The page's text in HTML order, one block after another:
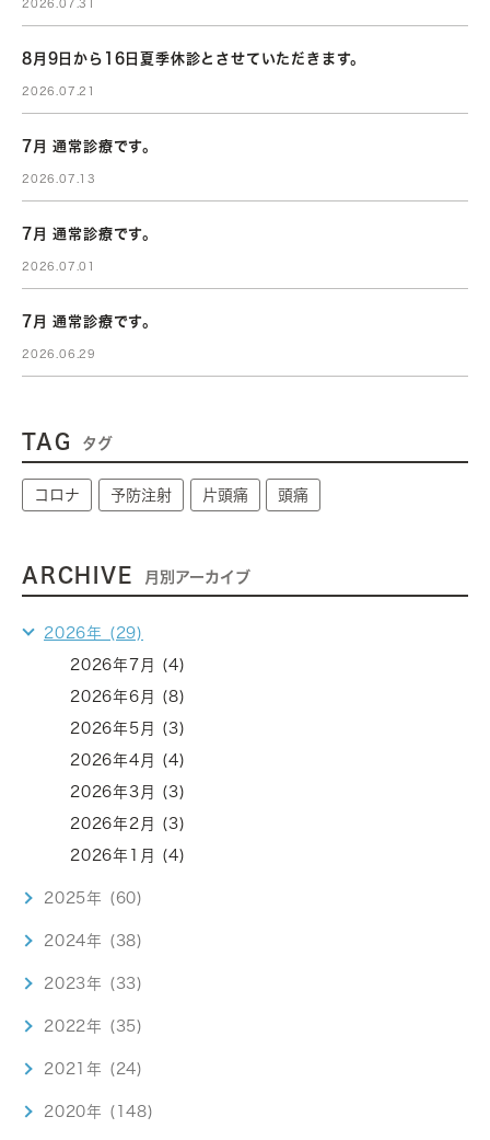
2026.07.31
8月9日から16日夏季休診とさせていただきます。
2026.07.21
7月 通常診療です。
2026.07.13
7月 通常診療です。
2026.07.01
7月 通常診療です。
2026.06.29
TAG タグ
コロナ 予防注射 片頭痛 頭痛
ARCHIVE 月別アーカイブ
2026年 (29)
2026年7月 (4)
2026年6月 (8)
2026年5月 (3)
2026年4月 (4)
2026年3月 (3)
2026年2月 (3)
2026年1月 (4)
2025年 (60)
2024年 (38)
2023年 (33)
2022年 (35)
2021年 (24)
2020年 (148)